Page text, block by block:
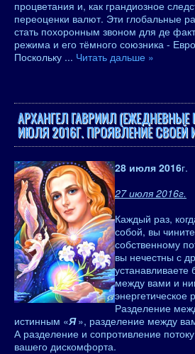
процветания и, как грандиозное
переоценки валют. Эти глобальные
стать похоронным звоном для де
режима и его тёмного союзника -
Поскольку ... Читать дальше »
АРХАНГЕЛ ГАВРИИЛ
ИЮЛЯ 2016Г. ПРОЯВЛЕНИЕ СВОЕЙ
28 июля 2016г.
27 июля 2016г.
Каждый раз,
собой, вы
собственному
вы нечестны с
устанавливаете
между вами и
энергетическое
Разделение
истинным «Я », разделение между
А разделение и сопротивление
вашего дискомфорта.